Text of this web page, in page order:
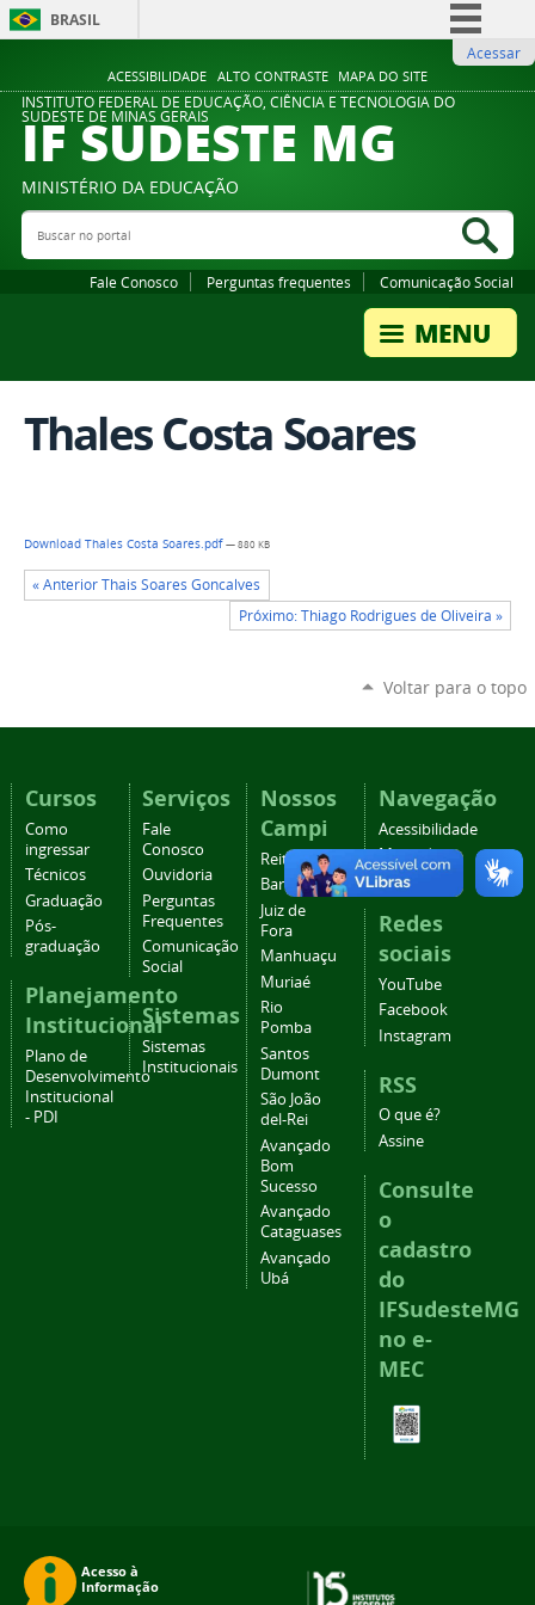
ACESSIBILIDADE ALTO CONTRASTE MAPA DO SITE
BRASIL
Comunica BR
Participe
Legislação
Acessar
INSTITUTO FEDERAL DE EDUCAÇÃO, CIÊNCIA E TECNOLOGIA DO
SUDESTE DE MINAS GERAIS
IF SUDESTE MG
MINISTÉRIO DA EDUCAÇÃO
Buscar no portal
Fale Conosco Perguntas frequentes Comunicação Social
Thales Costa Soares
Download Thales Costa Soares.pdf— 880 KB
« Anterior Thais Soares Goncalves
Próximo: Thiago Rodrigues de Oliveira »
Voltar para o topo
Cursos
Como
ingressar
Técnicos
Graduação
Pós-
graduação
Planejamento
Institucional
Plano de
Desenvolvimento
Institucional
- PDI
Serviços
Fale
Conosco
Ouvidoria
Perguntas
Frequentes
Comunicação
Social
Sistemas
Sistemas
Institucionais
Nossos
Campi
Reitoria
Barbacena
Juiz de
Fora
Manhuaçu
Muriaé
Rio
Pomba
Santos
Dumont
São João
del-Rei
Avançado
Bom
Sucesso
Avançado
Cataguases
Avançado
Ubá
Navegação
Acessibilidade
Mapa do
site
Redes
sociais
YouTube
Facebook
Instagram
RSS
O que é?
Assine
Consulte
o
cadastro
do
IFSudesteMG
no e-
MEC